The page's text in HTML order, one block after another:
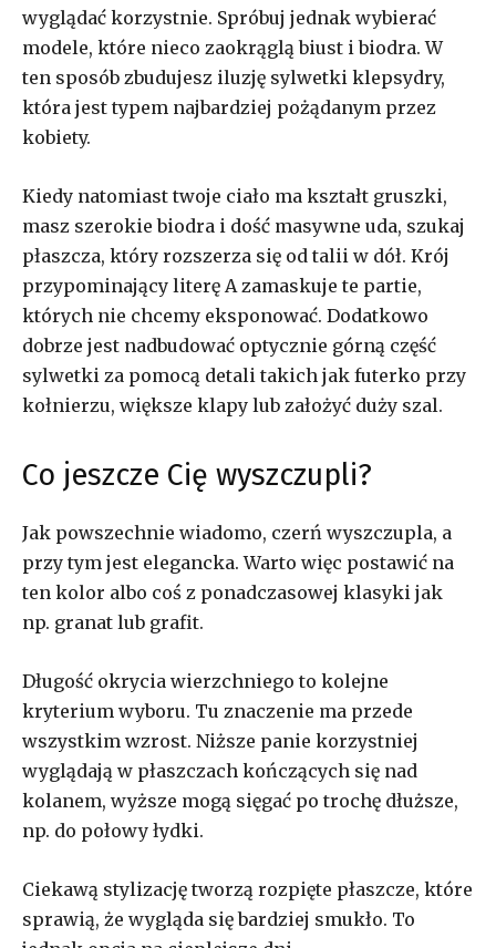
wyglądać korzystnie. Spróbuj jednak wybierać
modele, które nieco zaokrąglą biust i biodra. W
ten sposób zbudujesz iluzję sylwetki klepsydry,
która jest typem najbardziej pożądanym przez
kobiety.
Kiedy natomiast twoje ciało ma kształt gruszki,
masz szerokie biodra i dość masywne uda, szukaj
płaszcza, który rozszerza się od talii w dół. Krój
przypominający literę A zamaskuje te partie,
których nie chcemy eksponować. Dodatkowo
dobrze jest nadbudować optycznie górną część
sylwetki za pomocą detali takich jak futerko przy
kołnierzu, większe klapy lub założyć duży szal.
Co jeszcze Cię wyszczupli?
Jak powszechnie wiadomo, czerń wyszczupla, a
przy tym jest elegancka. Warto więc postawić na
ten kolor albo coś z ponadczasowej klasyki jak
np. granat lub grafit.
Długość okrycia wierzchniego to kolejne
kryterium wyboru. Tu znaczenie ma przede
wszystkim wzrost. Niższe panie korzystniej
wyglądają w płaszczach kończących się nad
kolanem, wyższe mogą sięgać po trochę dłuższe,
np. do połowy łydki.
Ciekawą stylizację tworzą rozpięte płaszcze, które
sprawią, że wygląda się bardziej smukło. To